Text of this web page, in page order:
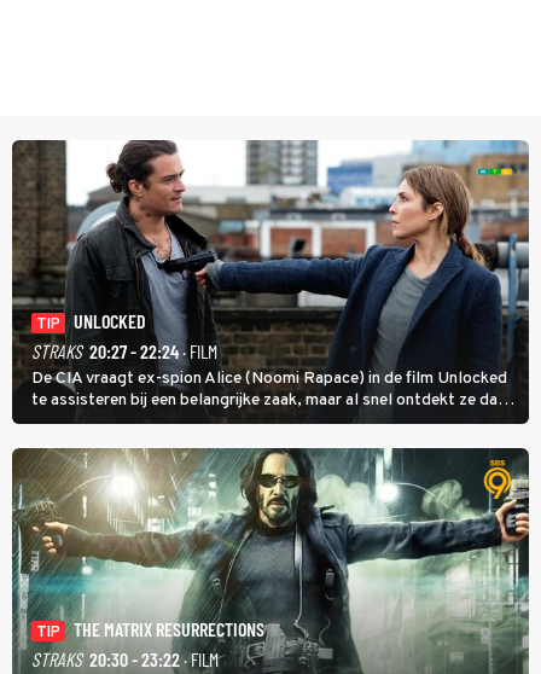
TIP
UNLOCKED
STRAKS 20:27 - 22:24· FILM
De CIA vraagt ex-spion Alice (Noomi Rapace) in de film Unlocked
te assisteren bij een belangrijke zaak, maar al snel ontdekt ze dat
degene die haar aanstelde kwade bedoelingen heeft.
TIP
THE MATRIX RESURRECTIONS
STRAKS 20:30 - 23:22· FILM